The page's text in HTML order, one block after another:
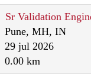
Sr Validation
Pune, MH, IN
29 jul 2026
0.00 km